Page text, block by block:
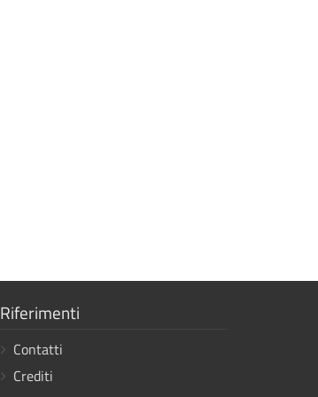
Mostra
link
Riferimenti
Contatti
Crediti